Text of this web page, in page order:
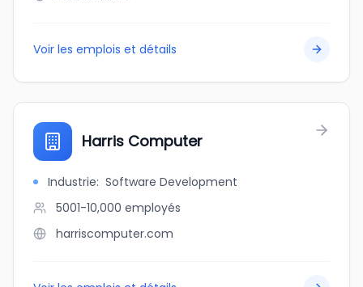
Voir les emplois et détails
Harris Computer
Industrie: Software Development
5001-10,000 employés
harriscomputer.com